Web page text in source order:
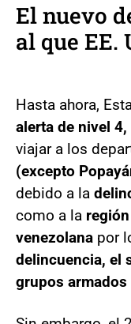
El nuevo
al que EE.
Hasta ahora,
alerta de nivel 4,
viajar a los
(excepto
debido a la
como a la
venezolana por
delincuencia, el
grupos